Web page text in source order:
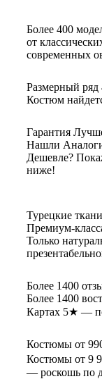
Более 400
от
современных
Размерный ряд
Костюм
Гарантия
Нашли
Дешевле?
ниже!
Турецкие ткани
Премиум-
Только
Более 1400
Более 1400
Картах 5★ —
Костюмы от
Костюмы от 9
— роскошь по